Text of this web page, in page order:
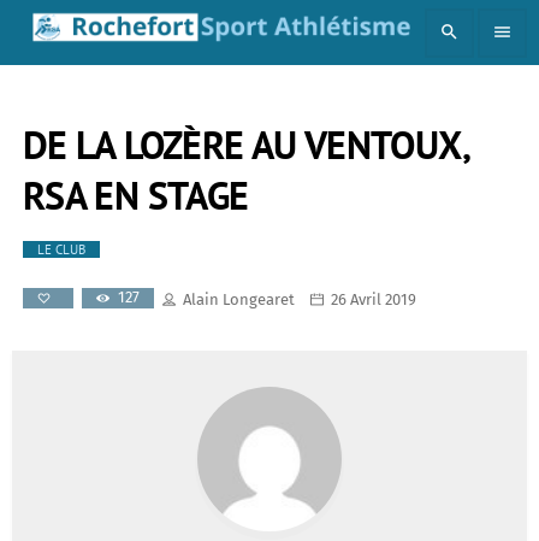
search menu
DE LA LOZÈRE AU VENTOUX,
RSA EN STAGE
LE CLUB
127 Alain Longearet 26 Avril 2019